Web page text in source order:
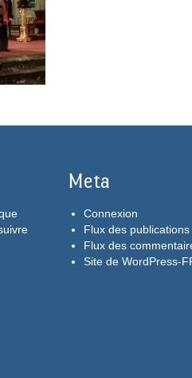
Meta
Connexion
Flux des publications
Flux des
Site de WordPress-